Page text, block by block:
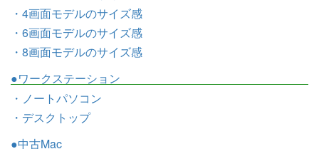
・4画面モデルのサイズ感
・6画面モデルのサイズ感
・8画面モデルのサイズ感
●ワークステーション
・ノートパソコン
・デスクトップ
●中古Mac